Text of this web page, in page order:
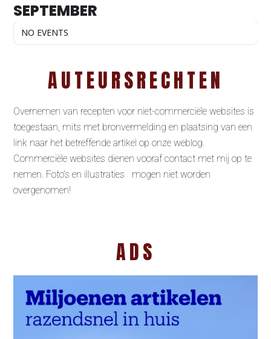
SEPTEMBER
NO EVENTS
AUTEURSRECHTEN
Overnemen van recepten voor niet-commerciële websites is
toegestaan, mits met bronvermelding en plaatsing van een
link naar het betreffende artikel op onze weblog.
Commerciële websites dienen vooraf contact met mij op te
nemen. Foto’s en illustraties mogen niet worden
overgenomen!
ADS